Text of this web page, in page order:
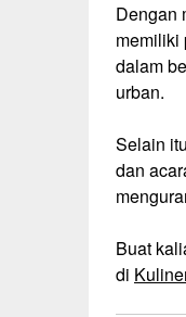
Dengan
memiliki
dalam
urban.
Selain
dan
Buat
di